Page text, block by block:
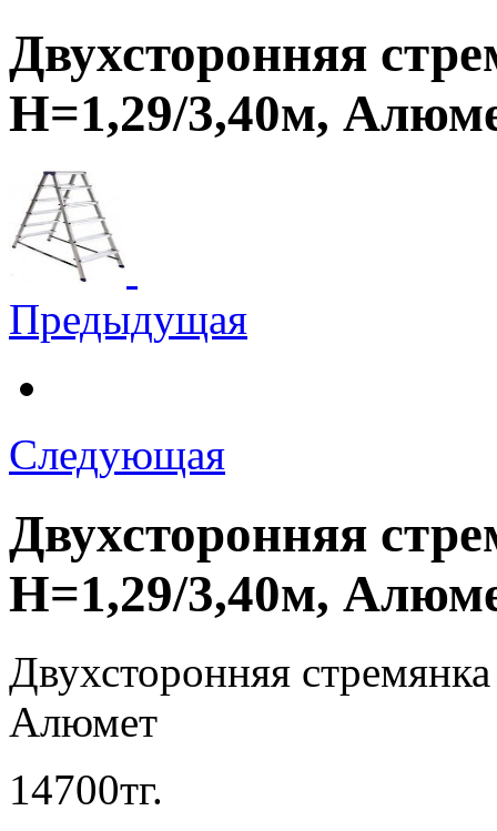
Двухсторонняя
Н=1,29/3,40м,
Предыдущая
Следующая
Двухсторонняя
Н=1,29/3,40м,
Двухсторонняя
Алюмет
14700тг.